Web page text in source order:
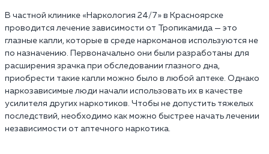
В частной клинике «Наркология 24/7» в Красноярске
проводится лечение зависимости от Тропикамида — это
глазные капли, которые в среде наркоманов используются не
по назначению. Первоначально они были разработаны для
расширения зрачка при обследовании глазного дна,
приобрести такие капли можно было в любой аптеке. Однако
наркозависимые люди начали использовать их в качестве
усилителя других наркотиков. Чтобы не допустить тяжелых
последствий, необходимо как можно быстрее начать лечении
независимости от аптечного наркотика.